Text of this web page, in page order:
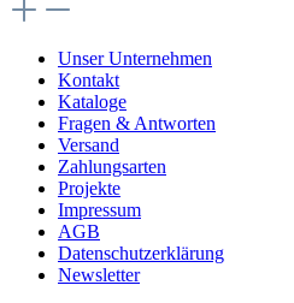
Unser Unternehmen
Kontakt
Kataloge
Fragen & Antworten
Versand
Zahlungsarten
Projekte
Impressum
AGB
Datenschutzerklärung
Newsletter